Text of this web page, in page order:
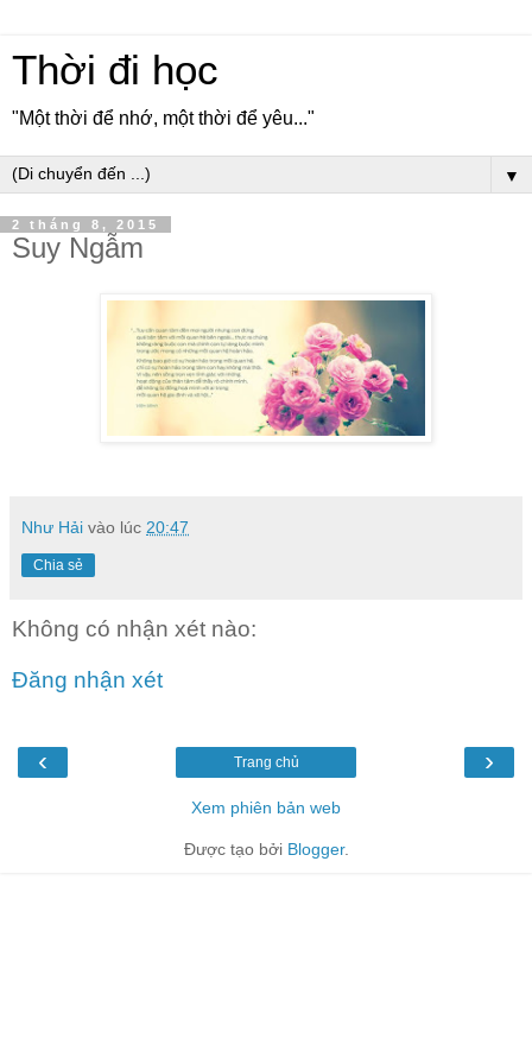
Thời đi học
"Một thời để nhớ, một thời để yêu..."
▼
2 tháng 8, 2015
Suy Ngẫm
Như Hải vào lúc 20:47
Chia sẻ
Không có nhận xét nào:
Đăng nhận xét
‹ ›
Trang chủ
Xem phiên bản web
Được tạo bởi Blogger.